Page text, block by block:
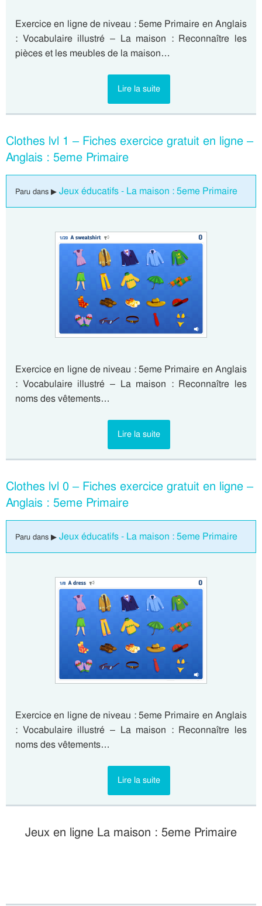
Exercice en ligne de niveau : 5eme Primaire en Anglais
: Vocabulaire illustré – La maison : Reconnaître les
pièces et les meubles de la maison…
Lire la suite
Clothes lvl 1 – Fiches exercice gratuit en ligne –
Anglais : 5eme Primaire
Paru dans ▶ Jeux éducatifs - La maison : 5eme Primaire
Exercice en ligne de niveau : 5eme Primaire en Anglais
: Vocabulaire illustré – La maison : Reconnaître les
noms des vêtements…
Lire la suite
Clothes lvl 0 – Fiches exercice gratuit en ligne –
Anglais : 5eme Primaire
Paru dans ▶ Jeux éducatifs - La maison : 5eme Primaire
Exercice en ligne de niveau : 5eme Primaire en Anglais
: Vocabulaire illustré – La maison : Reconnaître les
noms des vêtements…
Lire la suite
Jeux en ligne La maison : 5eme Primaire